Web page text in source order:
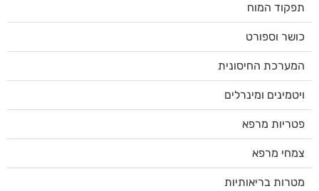
תפקוד המוח
כושר וספורט
המערכת החיסונית
ויטמינים ומינרלים
פטריות מרפא
צמחי מרפא
מטרות בריאותיות